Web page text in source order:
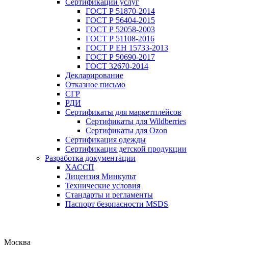
Сертификации услуг
ГОСТ Р 51870-2014
ГОСТ Р 56404-2015
ГОСТ Р 52058-2003
ГОСТ Р 51108-2016
ГОСТ Р ЕН 15733-2013
ГОСТ Р 50690-2017
ГОСТ 32670-2014
Декларирование
Отказное письмо
СГР
РДИ
Сертификаты для маркетплейсов
Сертификаты для Wildberries
Сертификаты для Ozon
Сертификация одежды
Сертификация детской продукции
Разработка документации
ХАССП
Лицензия Минкульт
Технические условия
Стандарты и регламенты
Паспорт безопасности MSDS
Москва